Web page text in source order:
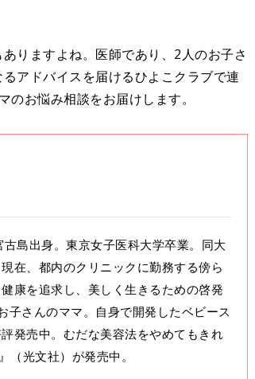
りますよね。医師であり、2人のお子さ
アドバイスを届けるひよこクラブで連
のお悩み相談をお届けします。
島出身。東京女子医科大学卒業。同大
在、都内のクリニックに勤務する傍ら
康を追求し、美しく生きるための啓発
さんのママ。自身で開発したベビース
発売中。むだな美容法をやめてもきれ
（光文社）が発売中。